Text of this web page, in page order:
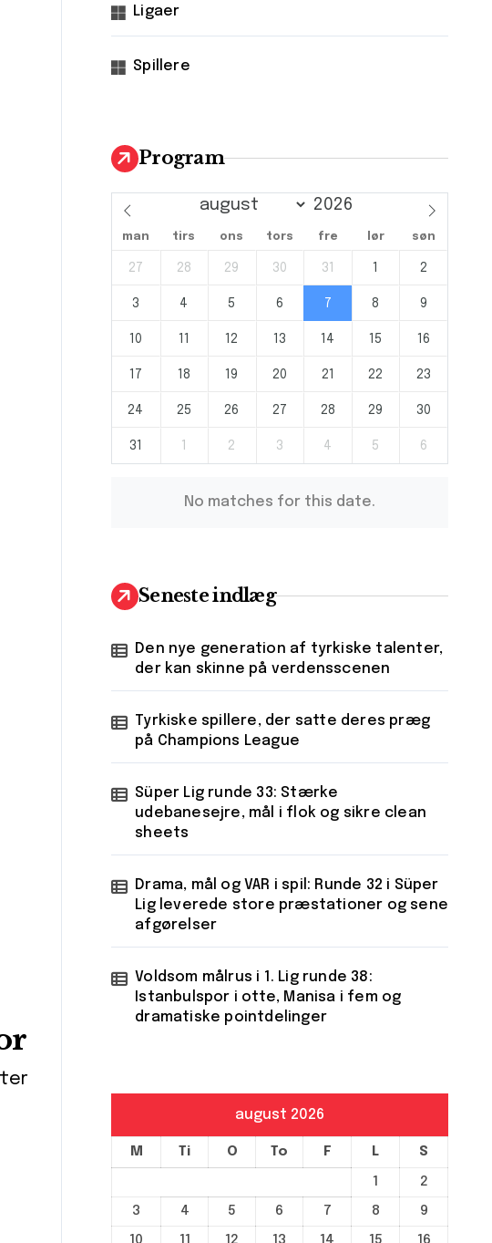
Ligaer
Spillere
Program
man tirs ons tors fre lør søn
27 28 29 30 31 1 2
3 4 5 6 7 8 9
10 11 12 13 14 15 16
17 18 19 20 21 22 23
24 25 26 27 28 29 30
31 1 2 3 4 5 6
No matches for this date.
Seneste indlæg
Den nye generation af tyrkiske talenter,
der kan skinne på verdensscenen
Tyrkiske spillere, der satte deres præg
på Champions League
Süper Lig runde 33: Stærke
udebanesejre, mål i flok og sikre clean
sheets
Drama, mål og VAR i spil: Runde 32 i Süper
Lig leverede store præstationer og sene
afgørelser
Voldsom målrus i 1. Lig runde 38:
Istanbulspor i otte, Manisa i fem og
dramatiske pointdelinger
august 2026
M Ti O To F L S
1
2
3
4 5 6 7 8
9